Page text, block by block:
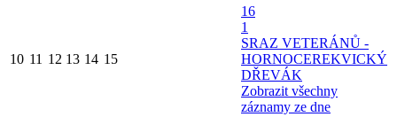
10 11 12 13 14 15
16
1
SRAZ VETERÁNŮ -
HORNOCEREKVICKÝ
DŘEVÁK
Zobrazit všechny
záznamy ze dne